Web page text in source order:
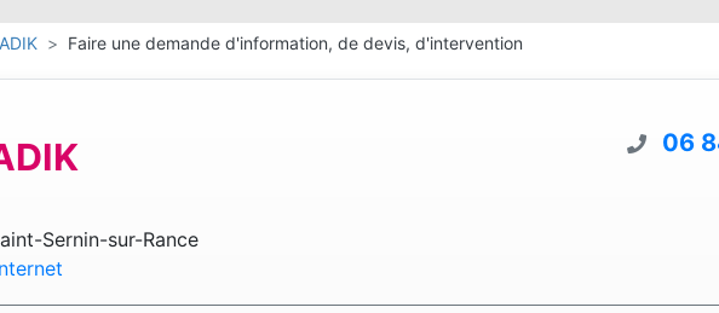
Faire une demande d'information, de devis, d'intervention
Sernin-sur-Rance
06